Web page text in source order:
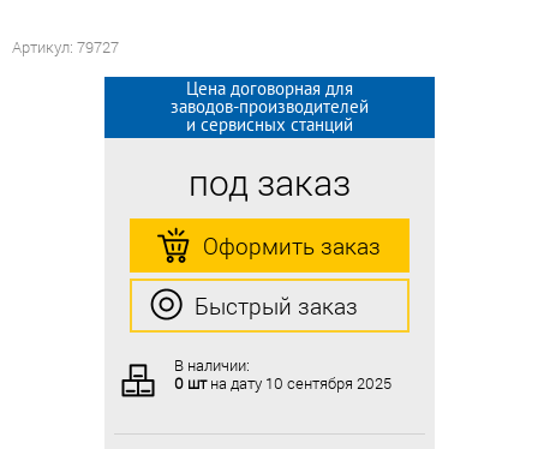
Артикул: 79727
Цена договорная для
заводов-производителей
и сервисных станций
под заказ
Оформить заказ
Быстрый заказ
В наличии:
0 штна дату 10 сентября 2025
Цена договорная для
заводов-производителей
и сервисных станций
под заказ
Оформить заказ
Быстрый заказ
В наличии:
0 штна дату 10 сентября 2025